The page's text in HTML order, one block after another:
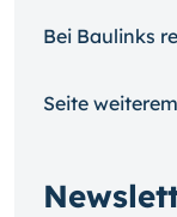
Bei Baulinks
Seite